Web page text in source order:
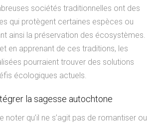
sociétés traditionnelles ont des
qui protègent certaines espèces ou
ainsi la préservation des écosystèmes.
en apprenant de ces traditions, les
pourraient trouver des solutions
écologiques actuels.
la sagesse autochtone
noter qu’il ne s’agit pas de romantiser ou